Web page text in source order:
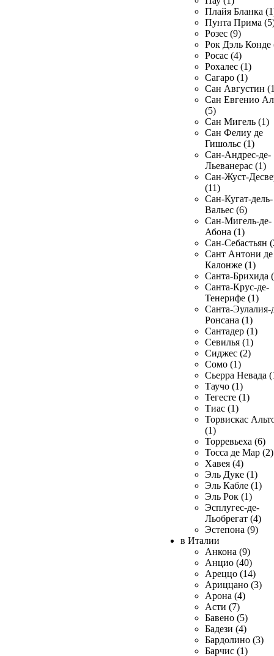
Плайя Бланка
Пунта Прима
Розес (9)
Рок Дэль Конде
Росас (4)
Рохалес (1)
Сагаро (1)
Сан Августин
Сан Евгенио
(5)
Сан Мигель (1)
Сан Фелиу де
Гишольс (1)
Сан-Андрес-де-
Льеванерас (1)
Сан-Жуст-
(11)
Сан-Кугат-дель-
Вальес (6)
Сан-Мигель-де-
Абона (1)
Сан-Себастьян
Сант Антони де
Калонже (1)
Санта-Брихида
Санта-Крус-де-
Тенерифе (1)
Санта-Эулалия-
Ронсана (1)
Сантадер (1)
Севилья (1)
Сиджес (2)
Сомо (1)
Сьерра Невада
Таучо (1)
Тегесте (1)
Тиас (1)
Торвискас
(1)
Торревьеха (6)
Тосса де Мар (2)
Хавея (4)
Эль Дуке (1)
Эль Кабле (1)
Эль Рок (1)
Эсплугес-де-
Льобрегат (4)
Эстепона (9)
в Италии
Анкона (9)
Анцио (40)
Ареццо (14)
Ариццано (3)
Арона (4)
Асти (7)
Бавено (5)
Бадези (4)
Бардолино (3)
Барчис (1)